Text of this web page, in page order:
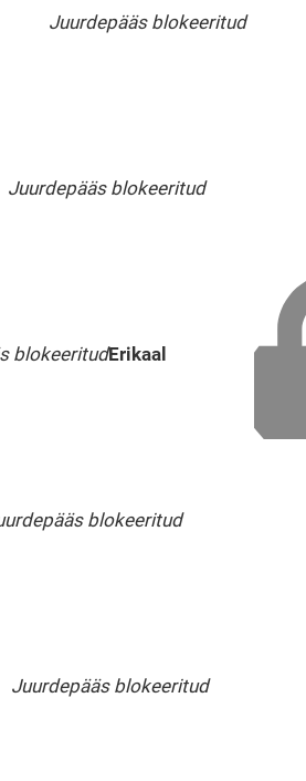
Juurdepääs blokeeritud
Juurdepääs blokeeritud
blokeeritudErikaal
blokeeritud
Juurdepääs blokeeritud